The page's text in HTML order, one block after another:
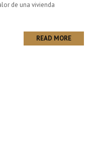
de una vivienda
READ MORE